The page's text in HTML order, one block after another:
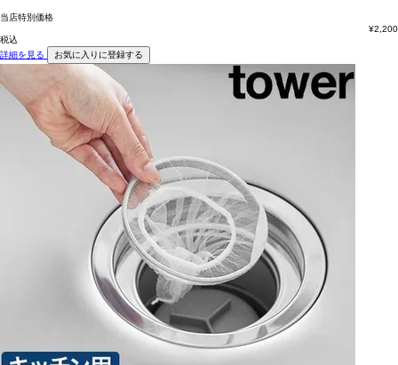
当店特別価格
¥2,200
税込
詳細を見る
お気に入りに登録する